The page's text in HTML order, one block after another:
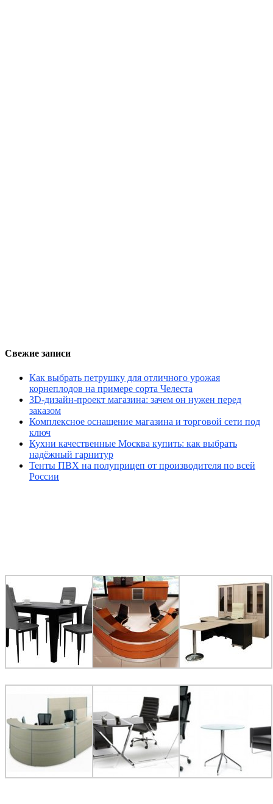
Свежие записи
Как выбрать петрушку для отличного урожая
корнеплодов на примере сорта Челеста
3D-дизайн-проект магазина: зачем он нужен перед
заказом
Комплексное оснащение магазина и торговой сети под
ключ
Кухни качественные Москва купить: как выбрать
надёжный гарнитур
Тенты ПВХ на полуприцеп от производителя по всей
России